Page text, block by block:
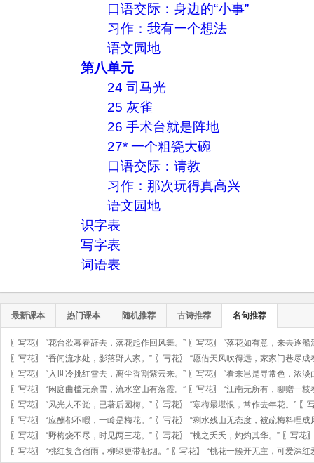
口语交际：身边的“小事”
习作：我有一个想法
语文园地
第八单元
24 司马光
25 灰雀
26 手术台就是阵地
27* 一个粗瓷大碗
口语交际：请教
习作：那次玩得真高兴
语文园地
识字表
写字表
词语表
最新课本 热门课本 随机推荐 古诗推荐 名句推荐
〖 写花〗 “花台欲暮春辞去，落花起作回风舞。” 〖 写花〗 “落花如有意，来去逐船
〖 写花〗 “香闻流水处，影落野人家。” 〖 写花〗 “愿借天风吹得远，家家门巷尽成
〖 写花〗 “入世冷挑红雪去，离尘香割紫云来。” 〖 写花〗 “看来岂是寻常色，浓淡
〖 写花〗 “闲庭曲槛无余雪，流水空山有落霞。” 〖 写花〗 “江南无所有，聊赠一枝
〖 写花〗 “风光人不觉，已著后园梅。” 〖 写花〗 “寒梅最堪恨，常作去年花。” 〖
〖 写花〗 “应酬都不暇，一岭是梅花。” 〖 写花〗 “剩水残山无态度，被疏梅料理成
〖 写花〗 “野梅烧不尽，时见两三花。” 〖 写花〗 “桃之夭夭，灼灼其华。” 〖 写花
〖 写花〗 “桃红复含宿雨，柳绿更带朝烟。” 〖 写花〗 “桃花一簇开无主，可爱深红